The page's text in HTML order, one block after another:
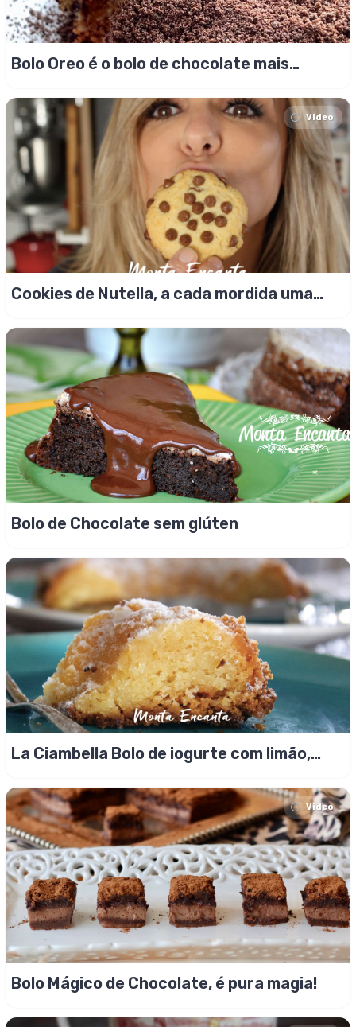
Bolo Oreo é o bolo de chocolate mais
Video
Cookies de Nutella, a cada mordida uma
Bolo de Chocolate sem glúten
La Ciambella Bolo de iogurte com limão,
Video
Bolo Mágico de Chocolate, é pura magia!